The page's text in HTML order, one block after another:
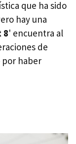
que ha sido
hay una
8' encuentra al
de
por haber